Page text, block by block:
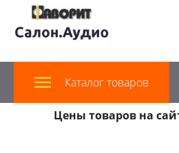
Каталог товаров
Цены товаров на